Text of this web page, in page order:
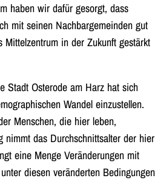
haben wir dafür gesorgt, dass
mit seinen Nachbargemeinden gut
in der Zukunft gestärkt
Stadt Osterode am Harz hat sich
Wandel einzustellen.
Menschen, die hier leben,
nimmt das Durchschnittsalter der hier
eine Menge Veränderungen mit
diesen veränderten Bedingungen